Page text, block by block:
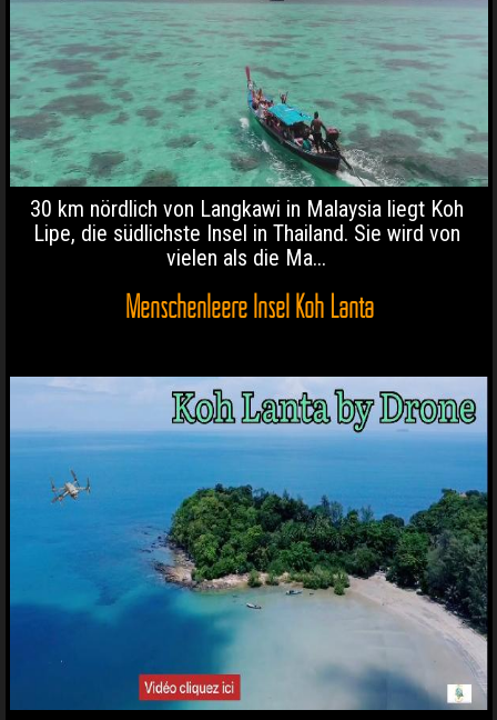
30 km nördlich von Langkawi in Malaysia liegt Koh
Lipe, die südlichste Insel in Thailand. Sie wird von
vielen als die Ma...
Menschenleere Insel Koh Lanta